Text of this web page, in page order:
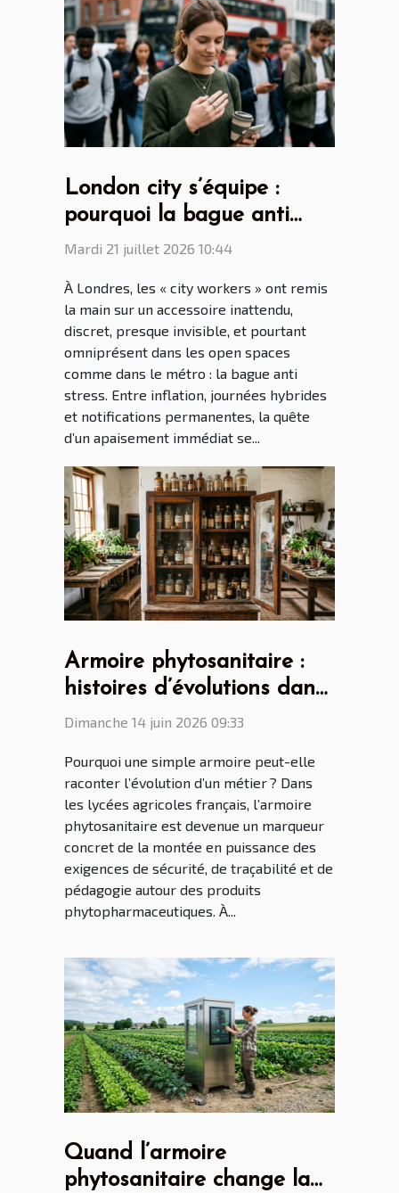
London city s’équipe :
pourquoi la bague anti
stress séduit les
Mardi 21 juillet 2026 10:44
À Londres, les « city workers » ont remis
la main sur un accessoire inattendu,
discret, presque invisible, et pourtant
omniprésent dans les open spaces
comme dans le métro : la bague anti
stress. Entre inflation, journées hybrides
et notifications permanentes, la quête
d’un apaisement immédiat se...
Armoire phytosanitaire :
histoires d’évolutions dans
les lycées agricoles
Dimanche 14 juin 2026 09:33
Pourquoi une simple armoire peut-elle
raconter l’évolution d’un métier ? Dans
les lycées agricoles français, l’armoire
phytosanitaire est devenue un marqueur
concret de la montée en puissance des
exigences de sécurité, de traçabilité et de
pédagogie autour des produits
phytopharmaceutiques. À...
Quand l’armoire
phytosanitaire change la